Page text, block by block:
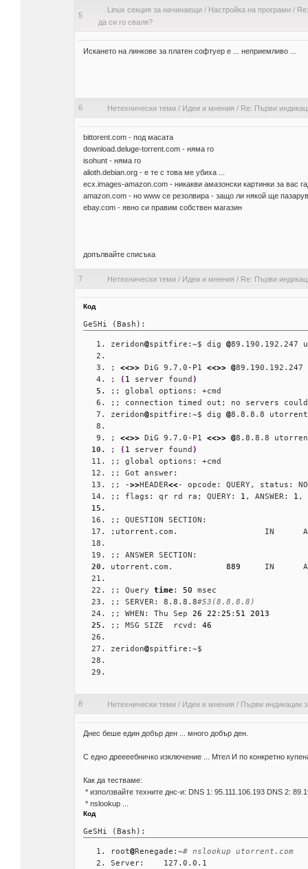
5
Linux секция за начинаещи/ Настройка на програми/
да си го сваля?
Искането на линкове за платен софтуер е ... неприемливо ...
6 Нетехнически теми/ Идеи и мнения / Re: Първи
bittorent.com - под масата
download.deluge-torrent.com - няма го
isohunt - няма го
alioth.debian.org - е те с това ме убиха ...
ecx.images-amazon.com - никакви амазонски картинки за вас
amazon.com - но www се резолвира - защо ли някой ще
ebay.com - явно си правим собствен магазин
допълвайте списъка
7 Нетехнически теми/ Идеи и мнения / Re: Първи
Код
GeSHi (Bash):
zeridon@spitfire:~$ dig @89.190.192.247
; <<>> DiG 9.7.0-P1 <<>> @
;
( 1 server found )
;; global options: +cmd
;; connection timed out; no servers could
zeridon@spitfire:~$ dig @8.8.8.8
; <<>> DiG 9.7.0-P1 <<>> @8.8.8.8
;
( 1 server found )
;; global options: +cmd
;; Got answer:
;; ->>HEADER<<- opcode: QUERY, status:
;; flags: qr rd ra; QUERY:
1 , ANSWER: 1 ,
;; QUESTION SECTION:
;utorrent.com.			IN	A
;; ANSWER SECTION:
889
;; Query time: 50 msec
;; SERVER: 8.8.8.8#53(8.8.8.8)
;; WHEN: Thu Sep 26 22 : 25 : 51
2013
;; MSG SIZE  rcvd: 46
zeridon@spitfire:~$
8 Нетехнически теми/ Идеи и мнения / Първи индикации
Днес беше един добър ден ... много добър ден.
С едно дреееебничко изключение ... Мтел И по конкретно
Как да тестваме:
* използвайте техните днс-и: DNS 1: 95.111.106.193 DNS 2:
* nslookup ...
Код
GeSHi (Bash):
root@Renegade:~# nslookup utorrent.com
Server:    127.0.0.1